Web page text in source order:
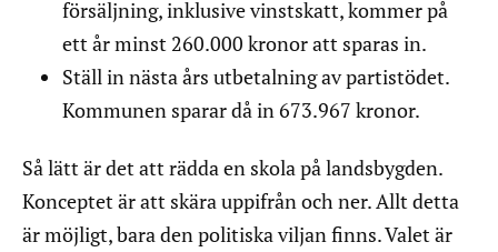
försäljning, inklusive vinstskatt, kommer på
ett år minst 260.000 kronor att sparas in.
Ställ in nästa års utbetalning av partistödet.
Kommunen sparar då in 673.967 kronor.
Så lätt är det att rädda en skola på landsbygden.
Konceptet är att skära uppifrån och ner. Allt detta
är möjligt, bara den politiska viljan finns. Valet är